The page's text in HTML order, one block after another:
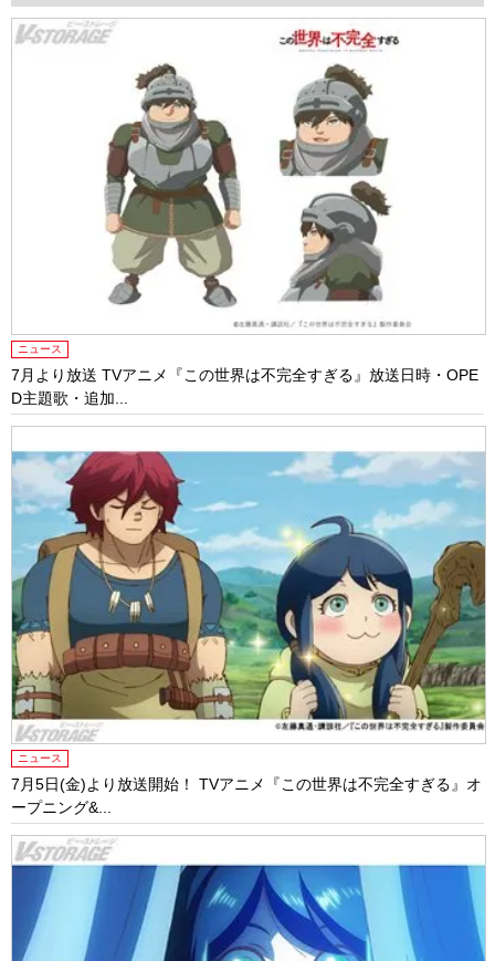
ニュース
7月より放送 TVアニメ『この世界は不完全すぎる』放送日時・OPE
D主題歌・追加...
ニュース
7月5日(金)より放送開始！ TVアニメ『この世界は不完全すぎる』オ
ープニング&...